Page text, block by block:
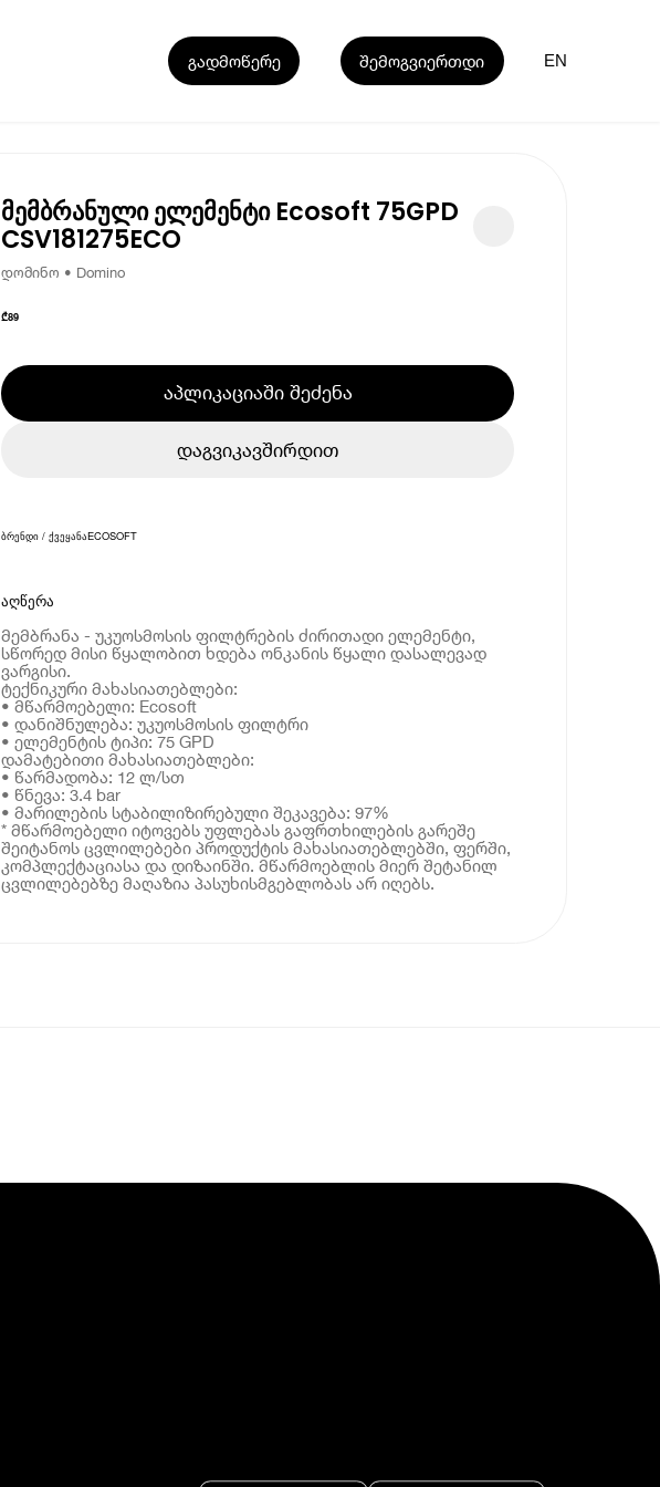
გადმოწერე შემოგვიერთდი EN
მემბრანული ელემენტი Ecosoft 75GPD
CSV181275ECO
დომინო • Domino
₾89
აპლიკაციაში შეძენა
დაგვიკავშირდით
ბრენდი / ქვეყანაECOSOFT
აღწერა
მემბრანა - უკუოსმოსის ფილტრების ძირითადი ელემენტი,
სწორედ მისი წყალობით ხდება ონკანის წყალი დასალევად
ვარგისი.
ტექნიკური მახასიათებლები:
• მწარმოებელი: Ecosoft
• დანიშნულება: უკუოსმოსის ფილტრი
• ელემენტის ტიპი: 75 GPD
დამატებითი მახასიათებლები:
• წარმადობა: 12 ლ/სთ
• წნევა: 3.4 bar
• მარილების სტაბილიზირებული შეკავება: 97%
* მწარმოებელი იტოვებს უფლებას გაფრთხილების გარეშე
შეიტანოს ცვლილებები პროდუქტის მახასიათებლებში, ფერში,
კომპლექტაციასა და დიზაინში. მწარმოებლის მიერ შეტანილ
ცვლილებებზე მაღაზია პასუხისმგებლობას არ იღებს.